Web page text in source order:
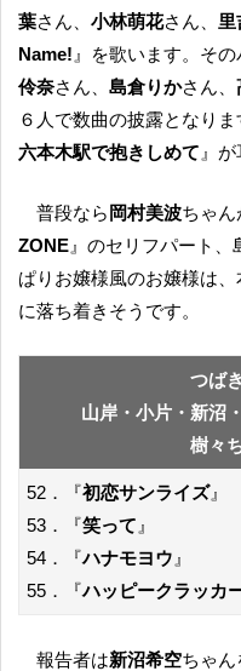
葉さん、 小林萌花さん、 里
Name! 』を歌います。そ
伶奈さん、 島倉りかさん、
６人で数曲の披露となり
六本木駅で抱きしめて 』
普段なら 岡村美波ちゃ
ZONE 』のセリフパート
ぱりお嬢様風のお嬢様は
に落ち着きそうです。
つば
山岸・小片・新沼
樹々
52．『初恋サンライズ』
53．『笑って 』
54．『ハナモヨウ 』
55．『ハッピークラッカ
報告者は新沼希空ちゃ